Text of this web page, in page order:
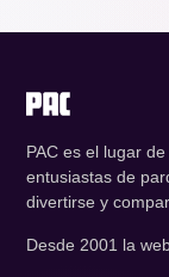
PAC es el lugar
entusiastas de
divertirse y
Desde 2001 la